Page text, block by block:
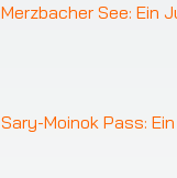
Merzbacher See: Ein
Sary-Moinok Pass: